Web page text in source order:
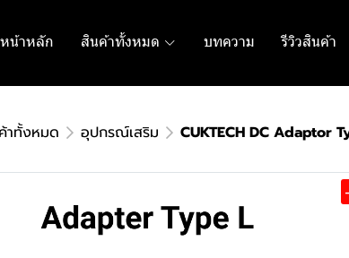
หน้าหลัก สินค้าทั้งหมด บทความ รีวิวสินค้า
าทั้งหมด อุปกรณ์เสริม CUKTECH DC Adaptor